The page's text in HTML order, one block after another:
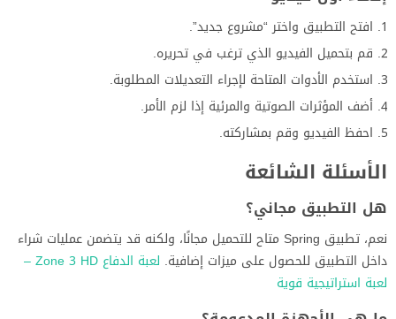
افتح التطبيق واختر “مشروع جديد”.
قم بتحميل الفيديو الذي ترغب في تحريره.
استخدم الأدوات المتاحة لإجراء التعديلات المطلوبة.
أضف المؤثرات الصوتية والمرئية إذا لزم الأمر.
احفظ الفيديو وقم بمشاركته.
الأسئلة الشائعة
هل التطبيق مجاني؟
نعم، تطبيق Spring متاح للتحميل مجانًا، ولكنه قد يتضمن عمليات شراء
داخل التطبيق للحصول على ميزات إضافية.
لعبة الدفاع Zone 3 HD –
لعبة استراتيجية قوية